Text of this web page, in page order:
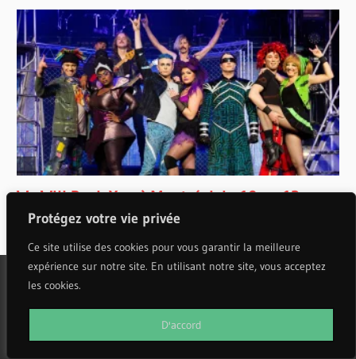
Protégez votre vie privée
Ce site utilise des cookies pour vous garantir la meilleure
expérience sur notre site. En utilisant notre site, vous acceptez
les cookies.
D'accord
WordPress Theme: Wellington by ThemeZee.